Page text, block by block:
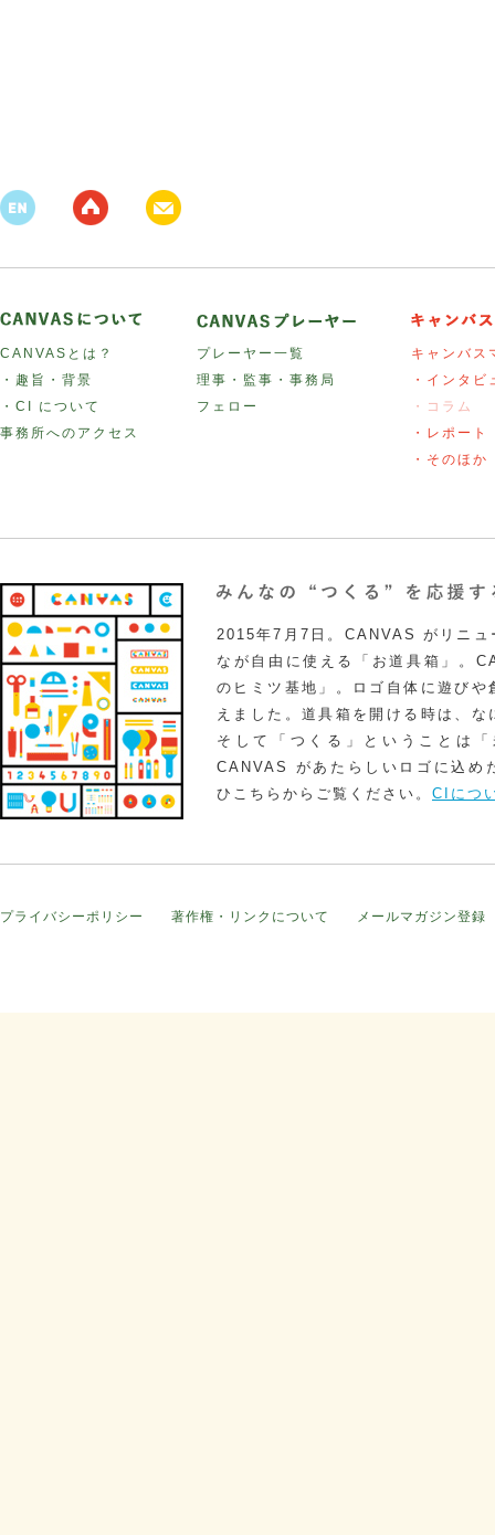
CANVASとは？
・趣旨・背景
・CI について
事務所へのアクセス
プレーヤー一覧
理事・監事・事務局
フェロー
キャンバス
・インタビ
・コラム
・レポート
・そのほか
2015年7月7日。CANVAS がリニュ
なが自由に使える「お道具箱」。
のヒミツ基地」。ロゴ自体に遊び
えました。道具箱を開ける時は、
そして「つくる」ということは
CANVAS があたらしいロゴに込め
ひこちらからご覧ください。 CIにつ
プライバシーポリシー 著作権・リンクについて メールマガジン登録